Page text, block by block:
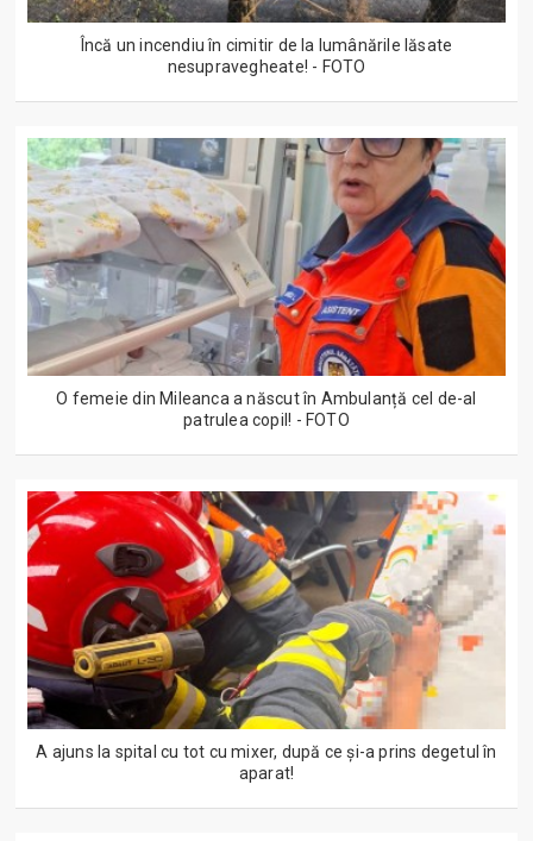
Încă un incendiu în cimitir de la lumânările lăsate
nesupravegheate! - FOTO
O femeie din Mileanca a născut în Ambulanță cel de-al
patrulea copil! - FOTO
A ajuns la spital cu tot cu mixer, după ce și-a prins degetul în
aparat!